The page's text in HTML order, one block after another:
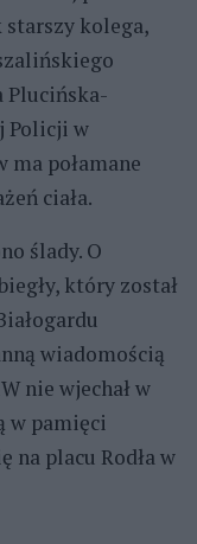
starszy kolega,
Plucińska-
Policji w
ma połamane
ciała.
ślady. O
który został
wiadomością
nie wjechał w
w pamięci
na placu Rodła w